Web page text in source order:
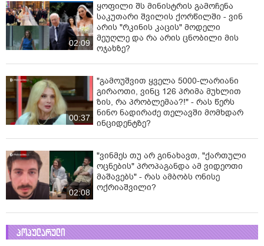
02:09
ყოფილი შს მინისტრის გამოჩენა
საკუთარი შვილის ქორწილში - ვინ
არის "რკინის კაცის" მოდელი
მეუღლე და რა არის ცნობილი მის
ოჯახზე?
00:37
"გამოუშვით ყველა 5000-ლარიანი
გირაოთი, ვინც 126 პრიმა მუხლით
ზის, რა პრობლემაა?!" - რას წერს
ნინო ნადირაძე თელავში მომხდარ
ინციდენტზე?
02:08
"ვინმეს თუ არ გინახავთ, "ქართული
ოცნების" პროპაგანდა ამ ვიდეოთი
მაშავებს" - რას ამბობს ონისე
ოქრიაშვილი?
პოპულარული